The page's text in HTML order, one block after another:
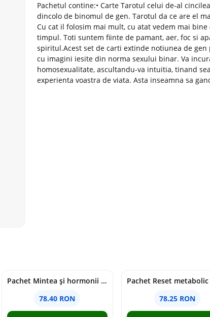
Pachetul contine:• Carte Tarotul celui de-al
dincolo de binomul de gen. Tarotul da ce are el
Cu cat il folosim mai mult, cu atat vedem mai
timpul. Toti suntem fiinte de pamant, aer, foc si
spiritul.Acest set de carti extinde notiunea de
cu imagini iesite din norma sexului binar. Va
homosexualitate, ascultandu-va intuitia, tinand
experienta voastra de viata. Asta inseamna sa
Pachet Mintea și hormonii tăi
78.40 RON
78.25 RON